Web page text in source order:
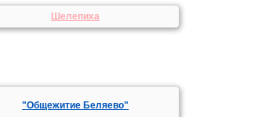
Шелепиха
"Общежитие Беляево"